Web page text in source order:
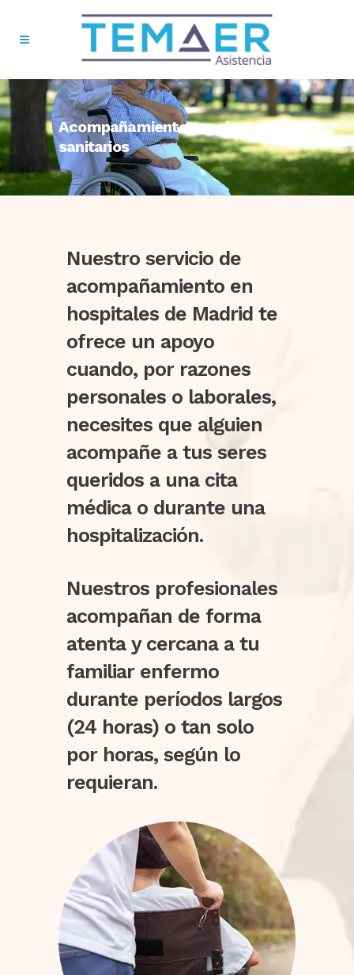
Acompañamientos socio-
sanitarios
Nuestro servicio de
acompañamiento en
hospitales de Madrid te
ofrece un apoyo
cuando, por razones
personales o laborales,
necesites que alguien
acompañe a tus seres
queridos a una cita
médica o durante una
hospitalización.
Nuestros profesionales
acompañan de forma
atenta y cercana a tu
familiar enfermo
durante períodos largos
(24 horas) o tan solo
por horas, según lo
requieran.